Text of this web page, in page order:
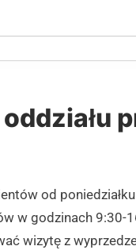
od
w godzinach
wizytę z